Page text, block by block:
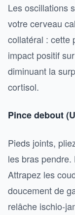
Les oscillations
votre cerveau
collatéral : cette
impact positif
diminuant la
cortisol.
Pince debout
Pieds joints,
les bras
Attrapez les
doucement de
relâche ischio-